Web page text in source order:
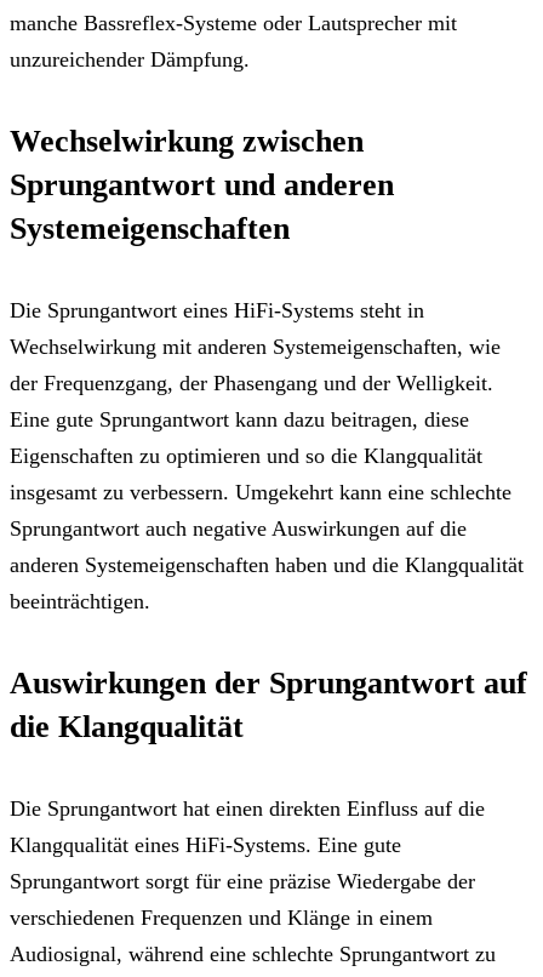
manche Bassreflex-Systeme oder Lautsprecher mit
unzureichender Dämpfung.
Wechselwirkung zwischen
Sprungantwort und anderen
Systemeigenschaften
Die Sprungantwort eines HiFi-Systems steht in
Wechselwirkung mit anderen Systemeigenschaften, wie
der Frequenzgang, der Phasengang und der Welligkeit.
Eine gute Sprungantwort kann dazu beitragen, diese
Eigenschaften zu optimieren und so die Klangqualität
insgesamt zu verbessern. Umgekehrt kann eine schlechte
Sprungantwort auch negative Auswirkungen auf die
anderen Systemeigenschaften haben und die Klangqualität
beeinträchtigen.
Auswirkungen der Sprungantwort auf
die Klangqualität
Die Sprungantwort hat einen direkten Einfluss auf die
Klangqualität eines HiFi-Systems. Eine gute
Sprungantwort sorgt für eine präzise Wiedergabe der
verschiedenen Frequenzen und Klänge in einem
Audiosignal, während eine schlechte Sprungantwort zu